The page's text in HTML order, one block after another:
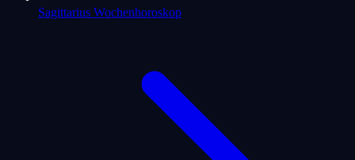
Sagittarius Wochenhoroskop